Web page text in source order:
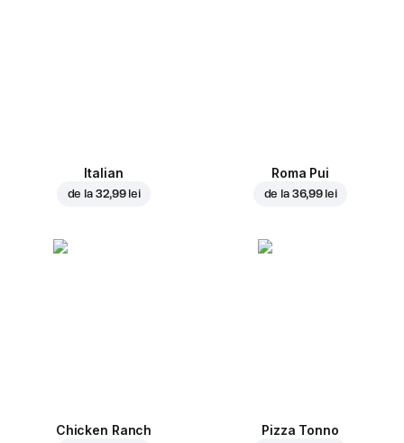
Italian
de la 32,99 lei
Roma Pui
de la 36,99 lei
Chicken Ranch Pizza Tonno